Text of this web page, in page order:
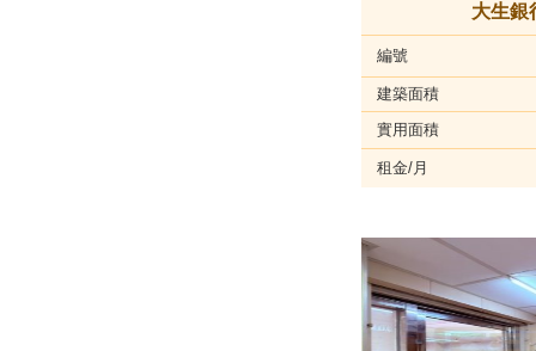
大生銀
編號
建築面積
實用面積
租金/月